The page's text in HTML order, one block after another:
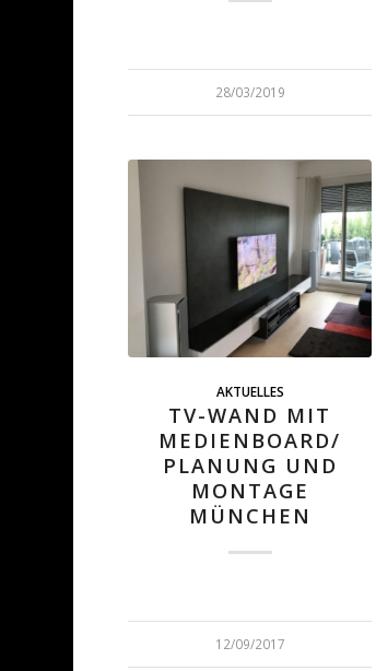
28/03/2019
AKTUELLES
TV-WAND MIT
MEDIENBOARD/
PLANUNG UND
MONTAGE
MÜNCHEN
12/09/2017